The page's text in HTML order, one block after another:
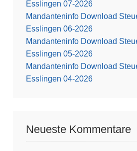
Esslingen 07-2026
Mandanteninfo Download
Esslingen 06-2026
Mandanteninfo Download
Esslingen 05-2026
Mandanteninfo Download
Esslingen 04-2026
Neueste Kommentare